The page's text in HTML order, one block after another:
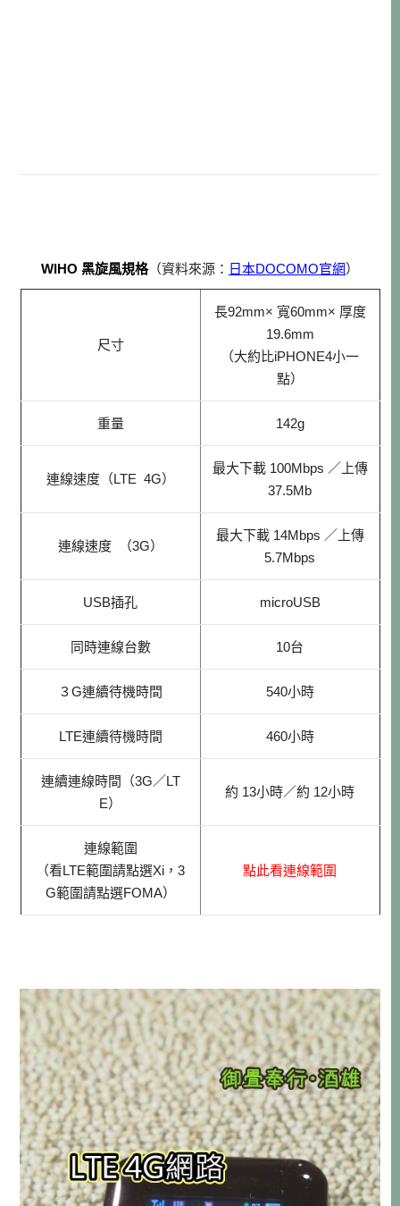
WIHO 黑旋風規格（資料來源： 日本DOCOMO官網）
尺寸
長92mm× 寬60mm× 厚度
19.6mm
（大約比iPHONE4小一
點）
重量 142g
連線速度（LTE 4G）
最大下載 100Mbps ／上傳
37.5Mb
連線速度 （3G）
最大下載 14Mbps ／上傳
5.7Mbps
USB插孔 microUSB
同時連線台數 10台
３G連續待機時間 540小時
LTE連續待機時間 460小時
連續連線時間（3G／LT
E）
約 13小時／約 12小時
連線範圍
（看LTE範圍請點選Xi，3
G範圍請點選FOMA）
點此看連線範圍